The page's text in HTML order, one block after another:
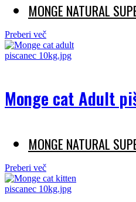
MONGE NATURAL
Preberi več
Monge cat Adult
MONGE NATURAL
Preberi več